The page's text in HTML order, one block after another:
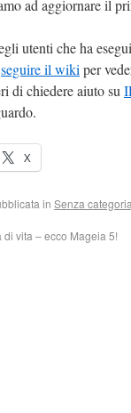
ad aggiornare il
utenti che ha
seguire il wiki per
di chiedere aiuto su
X
in Senza categoria
vita – ecco Mageia 5!